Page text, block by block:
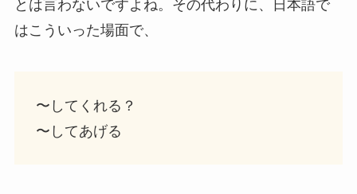
とは言わないですよね。その代わりに、日本語で
はこういった場面で、
〜してくれる？
〜してあげる